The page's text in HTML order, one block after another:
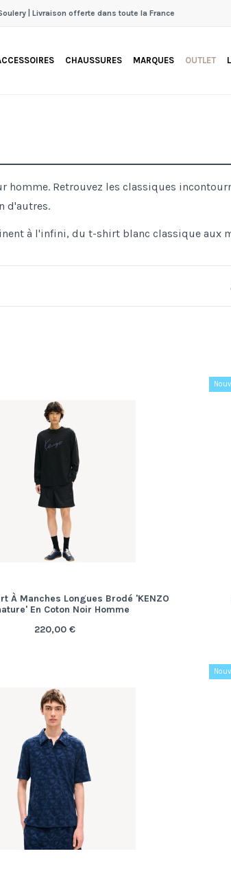
| Livraison offerte dans toute la France
CHAUSSURES MARQUES OUTLET
Retrouvez les classiques
d'autres.
à l'infini, du t-shirt blanc classique aux
À Manches Longues Brodé 'KENZO
En Coton Noir Homme
220,00 €